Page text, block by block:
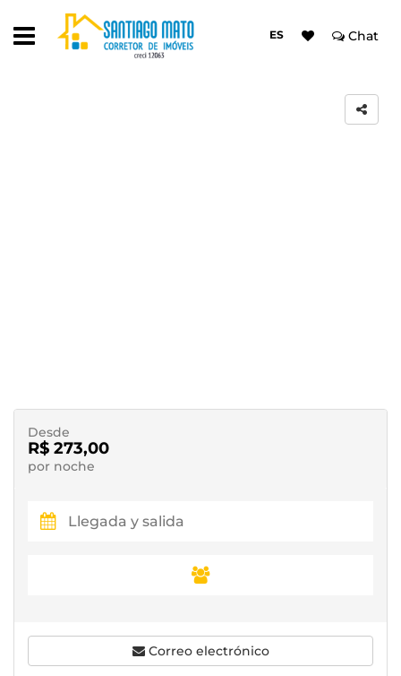
ES Chat
Desde
R$ 273,00
por noche
Correo electrónico